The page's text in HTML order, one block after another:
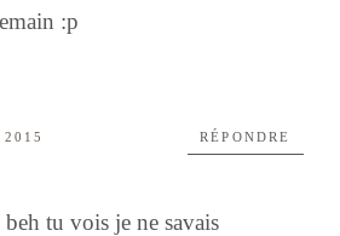
:p
tu vois je ne savais
RÉPONDRE